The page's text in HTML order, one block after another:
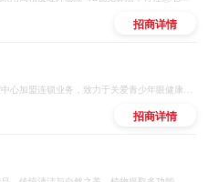
招商详情
招商详情